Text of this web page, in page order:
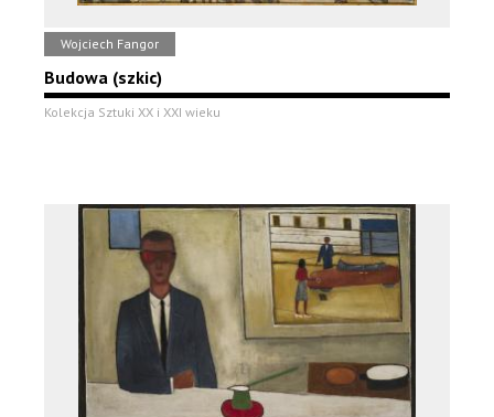
Wojciech Fangor
Budowa (szkic)
Kolekcja Sztuki XX i XXI wieku